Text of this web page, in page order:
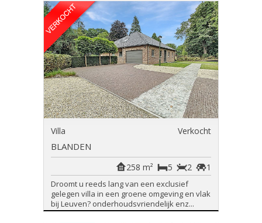
Villa Verkocht
BLANDEN
1
2
5
258 m²
Droomt u reeds lang van een exclusief
gelegen villa in een groene omgeving en vlak
bij Leuven? onderhoudsvriendelijk enz...